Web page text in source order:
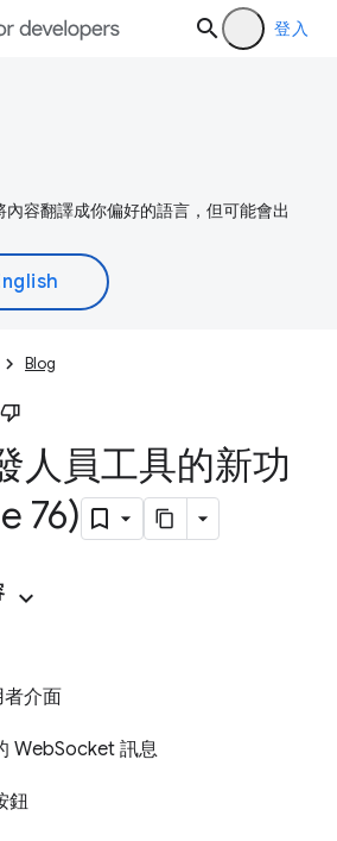
登入
容翻譯成你偏好的語言，但可能會出
Blog
人員工具的新功
76)
介面
WebSocket 訊息
鈕